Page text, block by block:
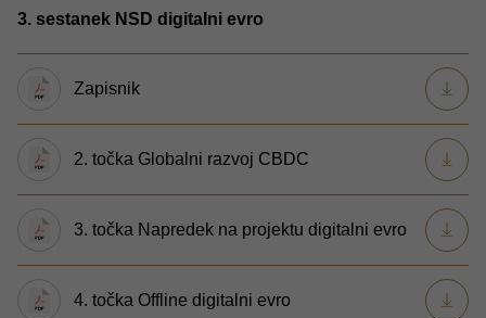
3. sestanek NSD digitalni evro
Zapisnik
2. točka Globalni razvoj CBDC
3. točka Napredek na projektu digitalni evro
4. točka Offline digitalni evro